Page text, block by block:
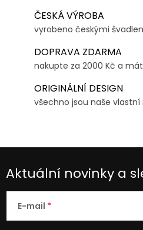
ČESKÁ VÝROBA
vyrobeno českými
DOPRAVA ZDARMA
nakupte za 2000 Kč a
ORIGINÁLNÍ DESIGN
všechno jsou naše vlastní
Aktuální novinky a
E-mail